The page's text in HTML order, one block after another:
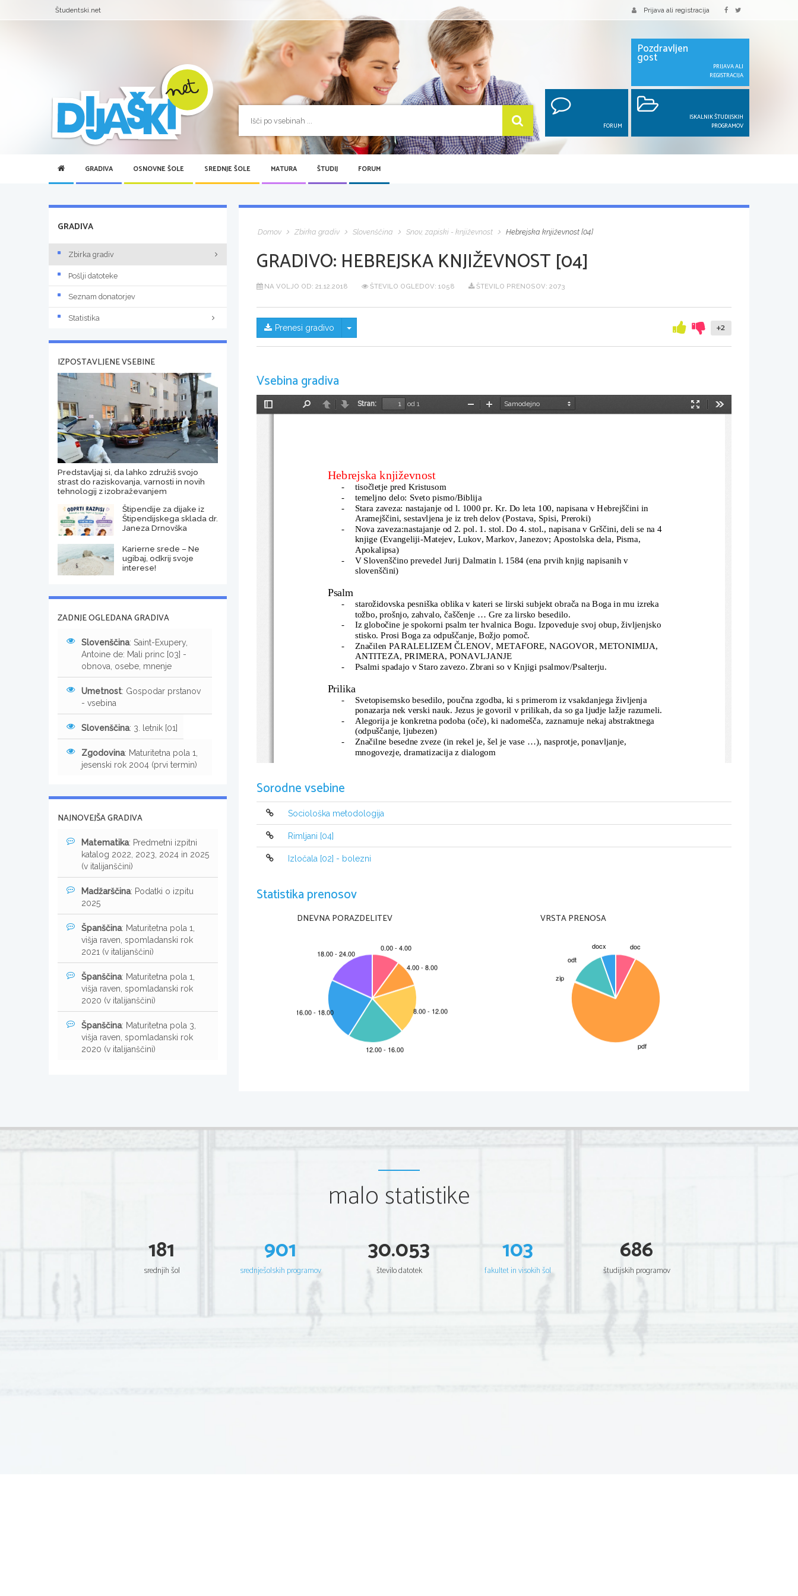
Študentski.net Prijava ali registracija
Pozdravljen
gost
PRIJAVA ALI
REGISTRACIJA
FORUM
ISKALNIK ŠTUDIJSKIH
PROGRAMOV
GRADIVA OSNOVNE ŠOLE SREDNJE ŠOLE MATURA ŠTUDIJ FORUM
Domov Zbirka gradiv Slovenščina Snov, zapiski - književnost Hebrejska književnost [04]
GRADIVO: HEBREJSKA KNJIŽEVNOST [04]
NA VOLJO OD: 21.12.2018 ŠTEVILO OGLEDOV: 1058 ŠTEVILO PRENOSOV: 2073
Prenesi gradivo Skrij/prikaži meni +2
Vsebina gradiva
Preklopi
NazajNaprej
Stran:
od 1
Način
PomanjšajPovečaj
Hebrejska književnost
-
tisočletje pred Kristusom
-
temeljno delo: Sveto pismo/Biblija
-
Stara zaveza: nastajanje od l. 1000 pr. Kr. Do leta 100, napisana v Hebrejščini in
Aramejščini, sestavljena je iz treh delov (Postava, Spisi, Preroki)
-
Nova zaveza:nastajanje od 2. pol. 1. stol. Do 4. stol., napisana v Grščini, deli se na 4
knjige (Evangeliji-Matejev, Lukov, Markov, Janezov; Apostolska dela, Pisma,
Apokalipsa)
-
V Slovenščino prevedel Jurij Dalmatin l. 1584 (ena prvih knjig napisanih v
slovenščini)
Psalm
-
starožidovska pesniška oblika v kateri se lirski subjekt obrača na Boga in mu izreka
tožbo, prošnjo, zahvalo, čaščenje ... Gre za lirsko besedilo.
-
Iz globočine je spokorni psalm ter hvalnica Bogu. Izpoveduje svoj obup, življenjsko
stisko. Prosi Boga za odpuščanje, Božjo pomoč.
-
Značilen PARALELIZEM ČLENOV, METAFORE, NAGOVOR, METONIMIJA,
ANTITEZA, PRIMERA, PONAVLJANJE
-
Psalmi spadajo v Staro zavezo. Zbrani so v Knjigi psalmov/Psalterju.
Prilika
-
Svetopisemsko besedilo, poučna zgodba, ki s primerom iz vsakdanjega življenja
ponazarja nek verski nauk. Jezus je govoril v prilikah, da so ga ljudje lažje razumeli.
-
Alegorija je konkretna podoba (oče), ki nadomešča, zaznamuje nekaj abstraktnega
(odpuščanje, ljubezen)
-
Značilne besedne zveze (in rekel je, šel je vase ...), nasprotje, ponavljanje,
mnogovezje, dramatizacija z dialogom
-
-
V pesmi prevladuje PRIMERA ali KOMPARACIJA (vzete iz narave)
-
Ritem ustvarja PARALELIZEM ČLENOV
-
Pesem postala del Biblije ko so jo začeli razlagati alegorično (zaročenca sta
Sorodne vsebine
Sociološka metodologija
Rimljani [04]
Izločala [02] - bolezni
Statistika prenosov
DNEVNA PORAZDELITEV VRSTA PRENOSA
GRADIVA
Zbirka gradiv
Pošlji datoteke
Seznam donatorjev
Statistika
IZPOSTAVLJENE VSEBINE
Predstavljaj si, da lahko združiš svojo
strast do raziskovanja, varnosti in novih
tehnologij z izobraževanjem
Štipendije za dijake iz
Štipendijskega sklada dr.
Janeza Drnovška
Karierne srede – Ne
ugibaj, odkrij svoje
interese!
ZADNJE OGLEDANA GRADIVA
Slovenščina: Saint-Exupery,
Antoine de: Mali princ [03] -
obnova, osebe, mnenje
Umetnost: Gospodar prstanov
- vsebina
Slovenščina: 3. letnik [01]
Zgodovina: Maturitetna pola 1,
jesenski rok 2004 (prvi termin)
NAJNOVEJŠA GRADIVA
Matematika: Predmetni izpitni
katalog 2022, 2023, 2024 in 2025
(v italijanščini)
Madžarščina: Podatki o izpitu
2025
Španščina: Maturitetna pola 1,
višja raven, spomladanski rok
2021 (v italijanščini)
Španščina: Maturitetna pola 1,
višja raven, spomladanski rok
2020 (v italijanščini)
Španščina: Maturitetna pola 3,
višja raven, spomladanski rok
2020 (v italijanščini)
malo statistike
181
srednjih šol
901
srednješolskih programov
30.053
število datotek
103
fakultet in visokih šol
686
študijskih programov